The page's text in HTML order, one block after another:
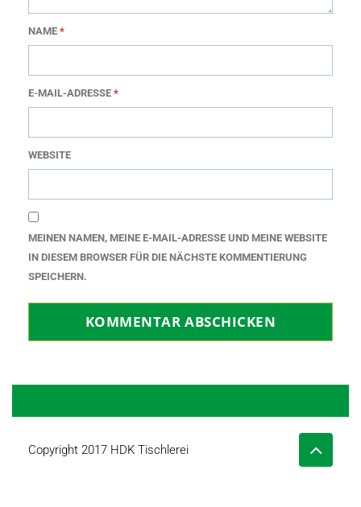
NAME *
E-MAIL-ADRESSE *
WEBSITE
MEINEN NAMEN, MEINE E-MAIL-ADRESSE UND MEINE WEBSITE
IN DIESEM BROWSER FÜR DIE NÄCHSTE KOMMENTIERUNG
SPEICHERN.
Copyright 2017 HDK Tischlerei